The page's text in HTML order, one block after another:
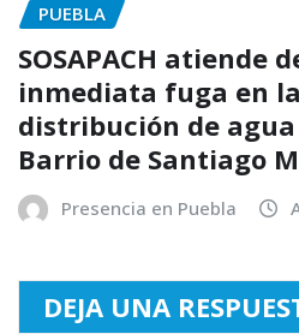
PUEBLA
SOSAPACH atiende
inmediata fuga en
distribución de
Barrio de Santiago
Presencia en Puebla
DEJA UNA